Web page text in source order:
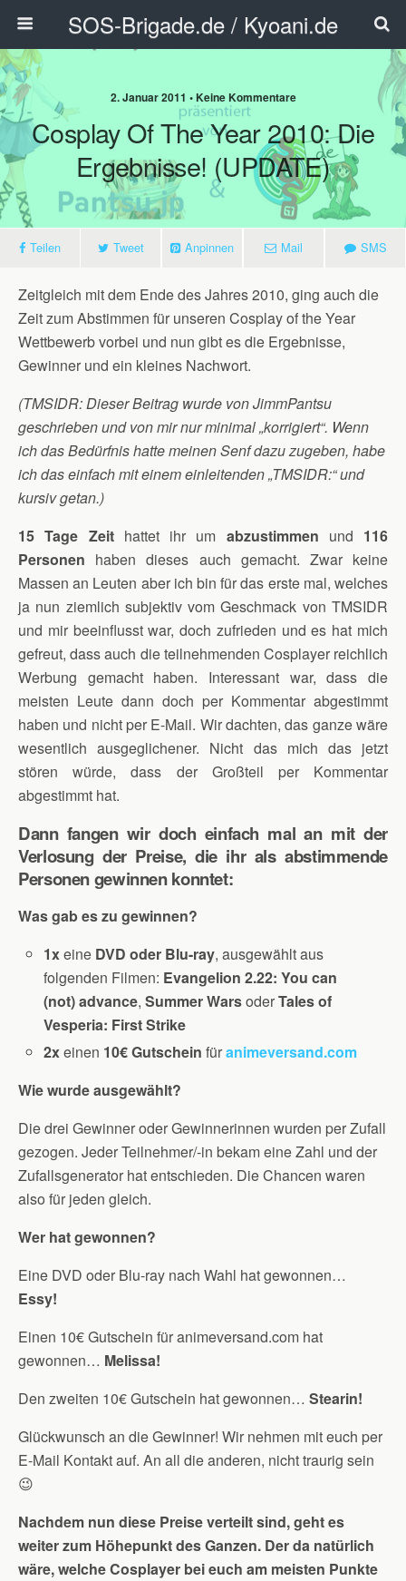
SOS-Brigade.de / Kyoani.de
2. Januar 2011 • Keine Kommentare
Cosplay Of The Year 2010: Die
Ergebnisse! (UPDATE)
Teilen Tweet Anpinnen Mail SMS
Zeitgleich mit dem Ende des Jahres 2010, ging auch die
Zeit zum Abstimmen für unseren Cosplay of the Year
Wettbewerb vorbei und nun gibt es die Ergebnisse,
Gewinner und ein kleines Nachwort.
(TMSIDR: Dieser Beitrag wurde von JimmPantsu
geschrieben und von mir nur minimal „korrigiert“. Wenn
ich das Bedürfnis hatte meinen Senf dazu zugeben, habe
ich das einfach mit einem einleitenden„TMSIDR:“ und
kursiv getan.)
15 Tage Zeithattet ihr um abzustimmen und 116
Personen haben dieses auch gemacht. Zwar keine
Massen an Leuten aber ich bin für das erste mal, welches
ja nun ziemlich subjektiv vom Geschmack von TMSIDR
und mir beeinflusst war, doch zufrieden und es hat mich
gefreut, dass auch die teilnehmenden Cosplayer reichlich
Werbung gemacht haben. Interessant war, dass die
meisten Leute dann doch per Kommentar abgestimmt
haben und nicht per E-Mail. Wir dachten, das ganze wäre
wesentlich ausgeglichener. Nicht das mich das jetzt
stören würde, dass der Großteil per Kommentar
abgestimmt hat.
Dann fangen wir doch einfach mal an mit der
Verlosung der Preise, die ihr als abstimmende
Personen gewinnen konntet:
Was gab es zu gewinnen?
1xeine DVD oder Blu-ray, ausgewählt aus
folgenden Filmen: Evangelion 2.22: You can
(not) advance, Summer WarsoderTales of
Vesperia: First Strike
2xeinen 10€ Gutschein füranimeversand.com
Wie wurde ausgewählt?
Die drei Gewinner oder Gewinnerinnen wurden per Zufall
gezogen. Jeder Teilnehmer/-in bekam eine Zahl und der
Zufallsgenerator hat entschieden. Die Chancen waren
also für jeden gleich.
Wer hat gewonnen?
Eine DVD oder Blu-ray nach Wahl hat gewonnen…
Essy!
Einen 10€ Gutschein für animeversand.com hat
gewonnen… Melissa!
Den zweiten 10€ Gutschein hat gewonnen… Stearin!
Glückwunsch an die Gewinner! Wir nehmen mit euch per
E-Mail Kontakt auf. An all die anderen, nicht traurig sein
😉
Nachdem nun diese Preise verteilt sind, geht es
weiter zum Höhepunkt des Ganzen. Der da natürlich
wäre, welche Cosplayer bei euch am meisten Punkte